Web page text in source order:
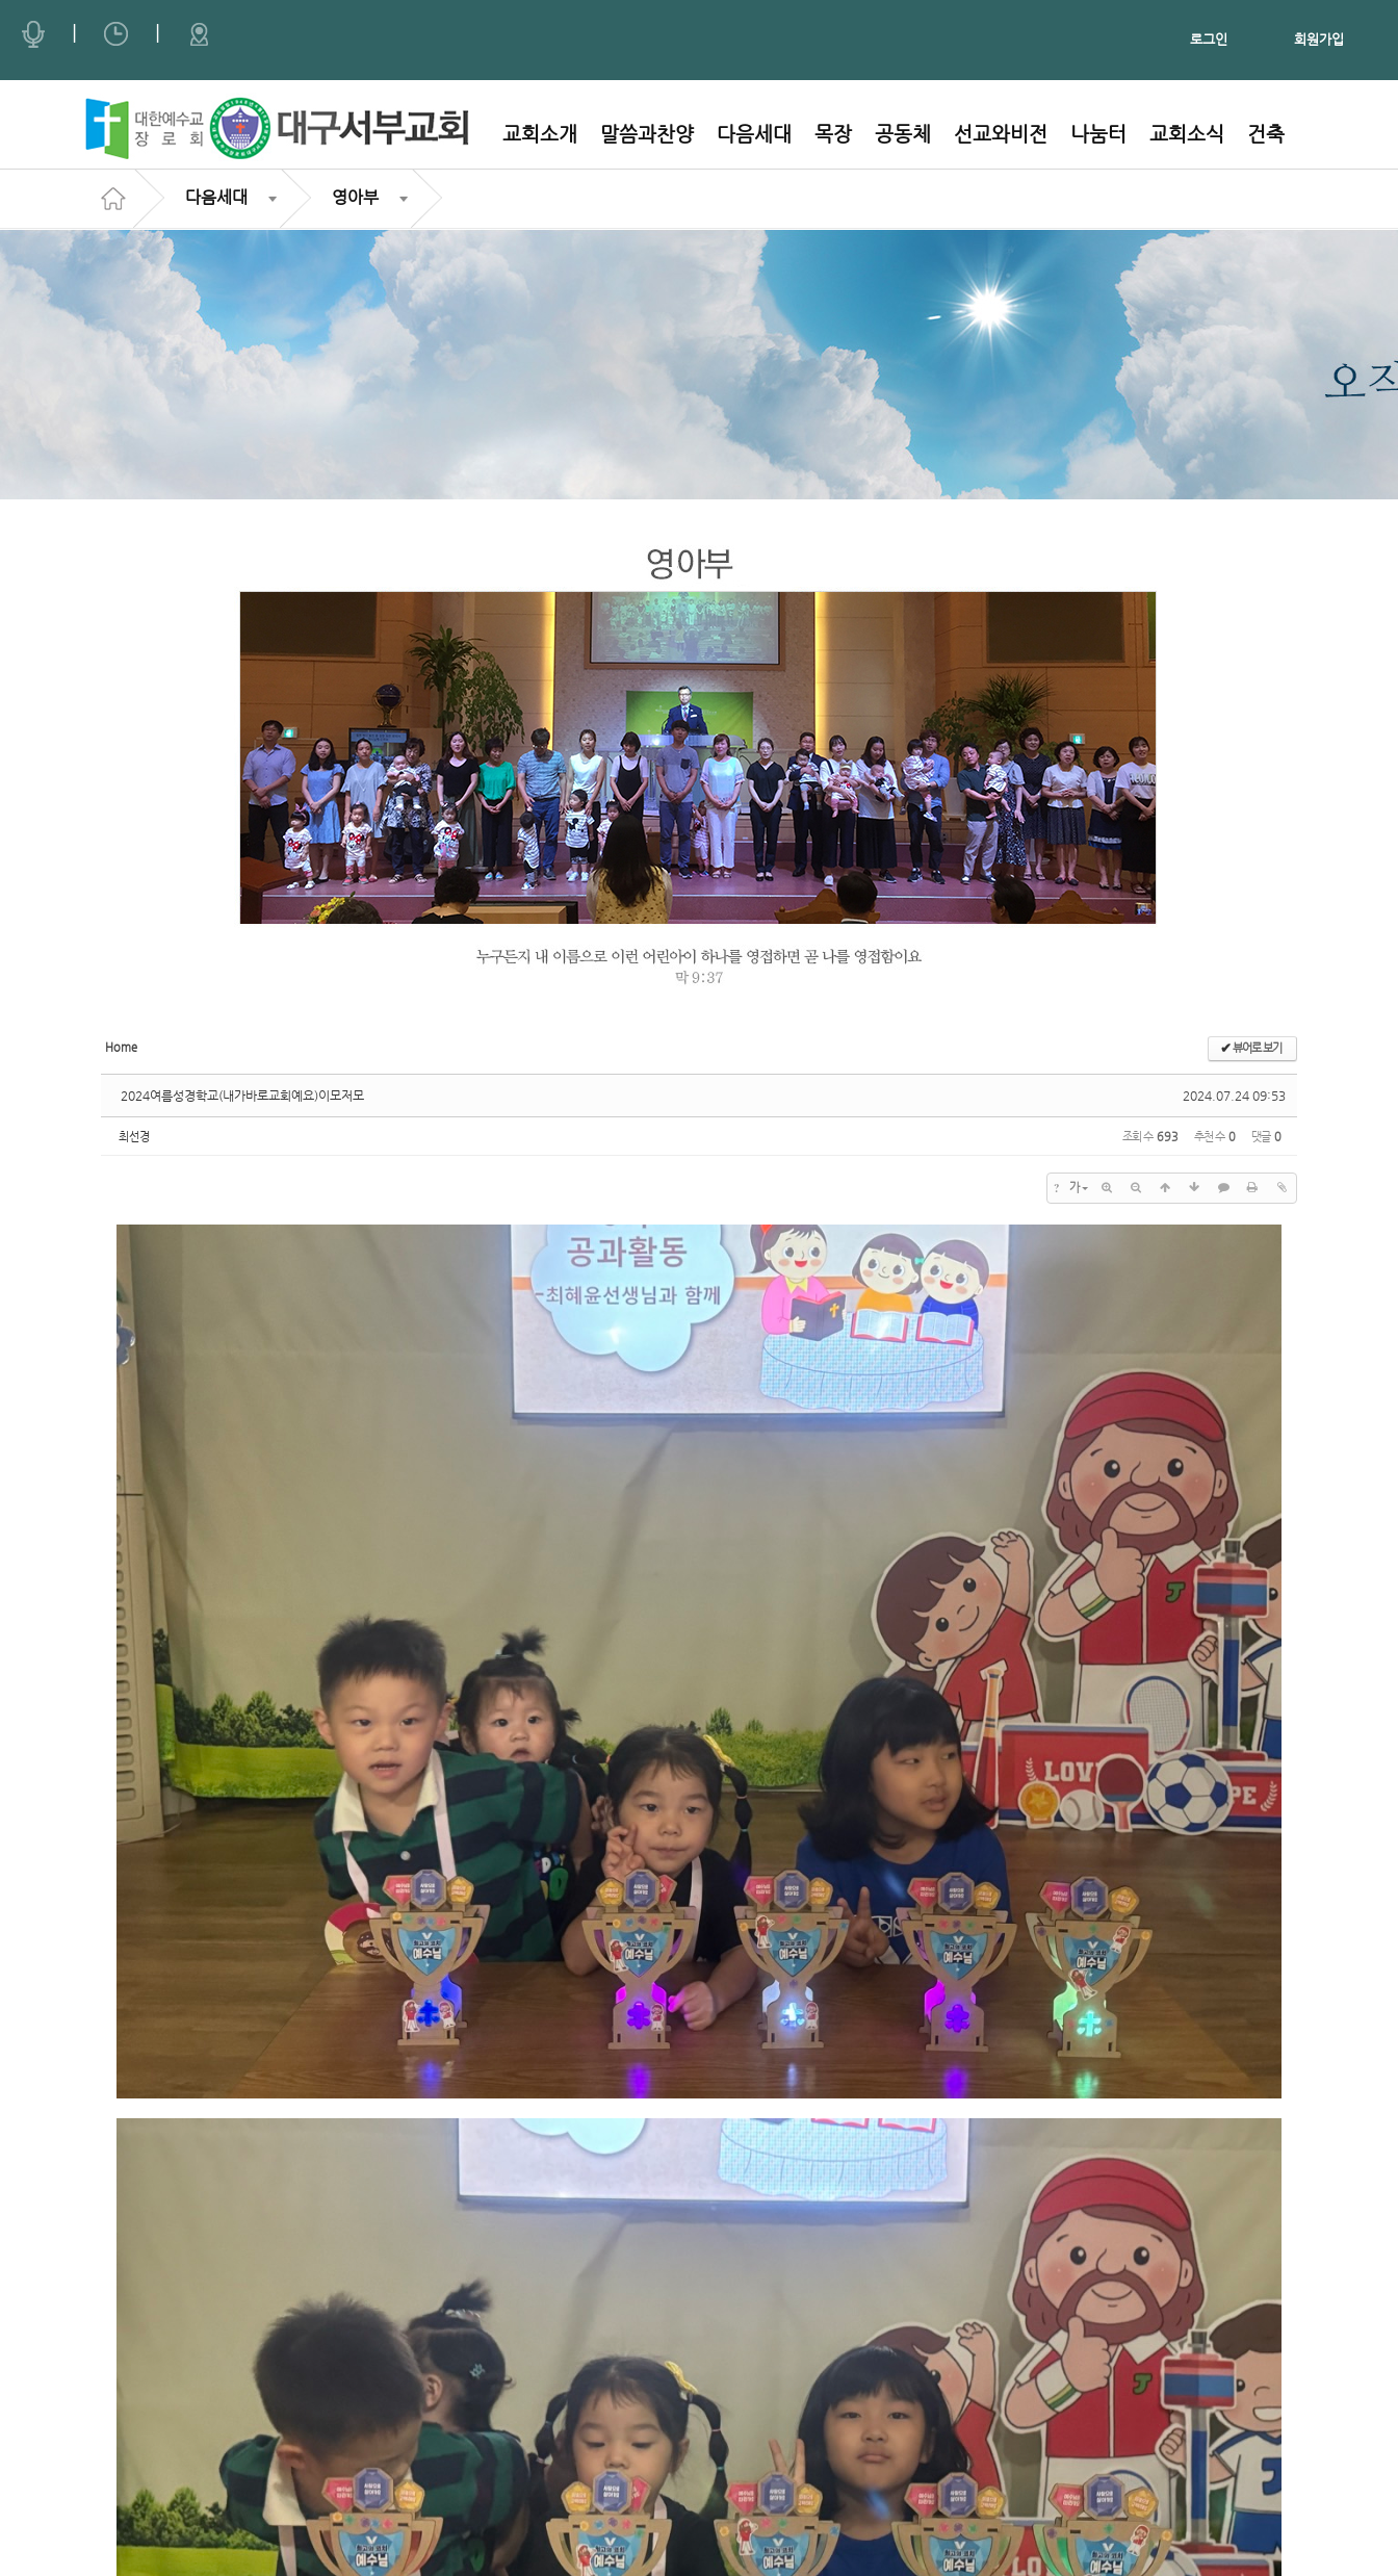
로그인 회원가입
교회소개 말씀과찬양 다음세대 목장 공동체 선교와비전 나눔터 교회소식 건축
다음세대 영아부
Home ✔뷰어로 보기
2024.07.24 09:53
2024여름성경학교(내가바로교회예요)이모저모
최선경 조회 수 693 추천 수 0 댓글 0
? 가